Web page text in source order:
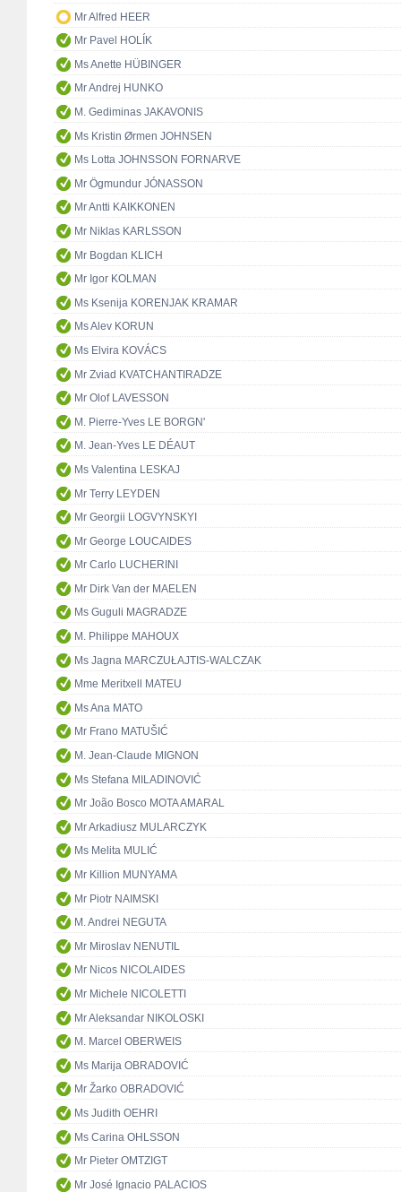
Mr Alfred HEER
Mr Pavel HOLÍK
Ms Anette HÜBINGER
Mr Andrej HUNKO
M. Gediminas JAKAVONIS
Ms Kristin Ørmen JOHNSEN
Ms Lotta JOHNSSON FORNARVE
Mr Ögmundur JÓNASSON
Mr Antti KAIKKONEN
Mr Niklas KARLSSON
Mr Bogdan KLICH
Mr Igor KOLMAN
Ms Ksenija KORENJAK KRAMAR
Ms Alev KORUN
Ms Elvira KOVÁCS
Mr Zviad KVATCHANTIRADZE
Mr Olof LAVESSON
M. Pierre-Yves LE BORGN'
M. Jean-Yves LE DÉAUT
Ms Valentina LESKAJ
Mr Terry LEYDEN
Mr Georgii LOGVYNSKYI
Mr George LOUCAIDES
Mr Carlo LUCHERINI
Mr Dirk Van der MAELEN
Ms Guguli MAGRADZE
M. Philippe MAHOUX
Ms Jagna MARCZUŁAJTIS-WALCZAK
Mme Meritxell MATEU
Ms Ana MATO
Mr Frano MATUŠIĆ
M. Jean-Claude MIGNON
Ms Stefana MILADINOVIĆ
Mr João Bosco MOTA AMARAL
Mr Arkadiusz MULARCZYK
Ms Melita MULIĆ
Mr Killion MUNYAMA
Mr Piotr NAIMSKI
M. Andrei NEGUTA
Mr Miroslav NENUTIL
Mr Nicos NICOLAIDES
Mr Michele NICOLETTI
Mr Aleksandar NIKOLOSKI
M. Marcel OBERWEIS
Ms Marija OBRADOVIĆ
Mr Žarko OBRADOVIĆ
Ms Judith OEHRI
Ms Carina OHLSSON
Mr Pieter OMTZIGT
Mr José Ignacio PALACIOS